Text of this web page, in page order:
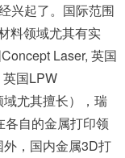
兴起了。国际范围
料领域尤其有实
Laser, 英国
国LPW
尤其擅长），瑞
自的金属打印领
，国内金属3D打